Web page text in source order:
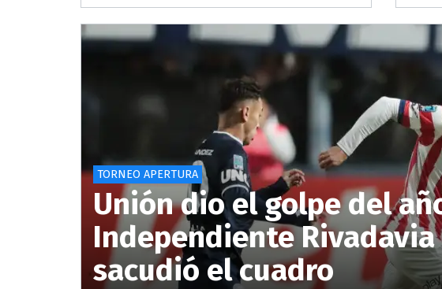
TORNEO APERTURA
Unión dio el golpe del
Independiente Rivadavia
sacudió el cuadro